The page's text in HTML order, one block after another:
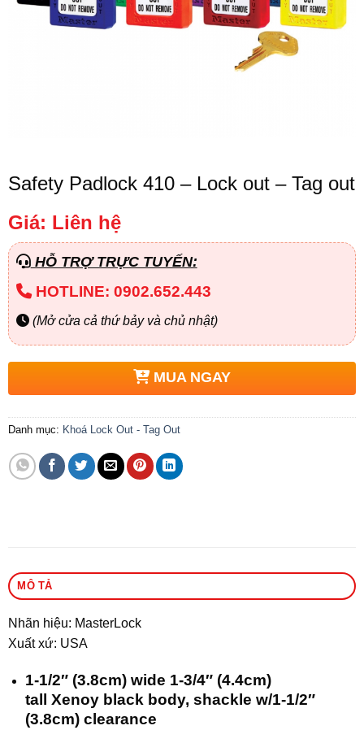
Safety Padlock 410 – Lock out – Tag out
Giá: Liên hệ
HỖ TRỢ TRỰC TUYẾN:
HOTLINE: 0902.652.443
(Mở cửa cả thứ bảy và chủ nhật)
MUA NGAY
Danh mục: Khoá Lock Out - Tag Out
MÔ TẢ
Nhãn hiệu: MasterLock
Xuất xứ: USA
1-1/2″ (3.8cm) wide 1-3/4″ (4.4cm)
tall Xenoy black body, shackle w/1-1/2″
(3.8cm) clearance